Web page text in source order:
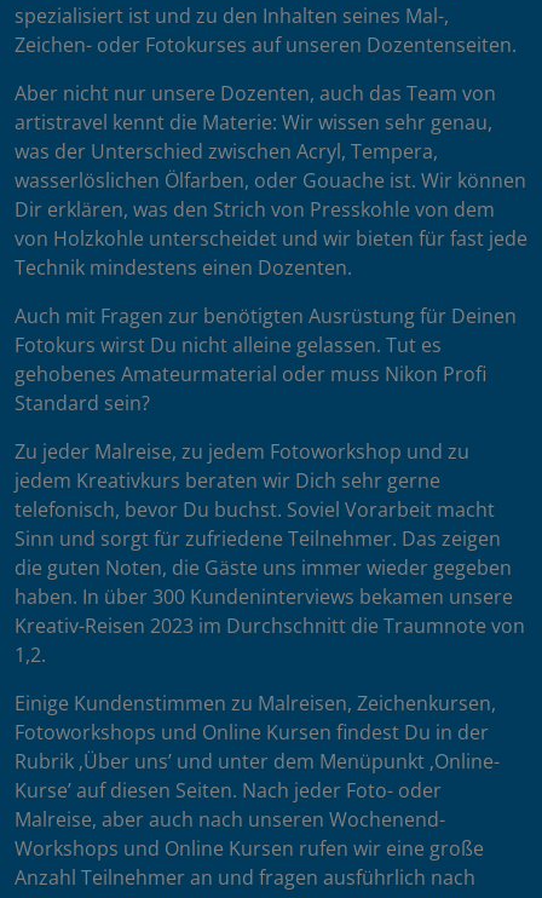
spezialisiert ist und zu den Inhalten seines Mal-,
Zeichen- oder Fotokurses auf unseren Dozentenseiten.
Aber nicht nur unsere Dozenten, auch das Team von
artistravel kennt die Materie: Wir wissen sehr genau,
was der Unterschied zwischen Acryl, Tempera,
wasserlöslichen Ölfarben, oder Gouache ist. Wir können
Dir erklären, was den Strich von Presskohle von dem
von Holzkohle unterscheidet und wir bieten für fast jede
Technik mindestens einen Dozenten.
Auch mit Fragen zur benötigten Ausrüstung für Deinen
Fotokurs wirst Du nicht alleine gelassen. Tut es
gehobenes Amateurmaterial oder muss Nikon Profi
Standard sein?
Zu jeder Malreise, zu jedem Fotoworkshop und zu
jedem Kreativkurs beraten wir Dich sehr gerne
telefonisch, bevor Du buchst. Soviel Vorarbeit macht
Sinn und sorgt für zufriedene Teilnehmer. Das zeigen
die guten Noten, die Gäste uns immer wieder gegeben
haben. In über 300 Kundeninterviews bekamen unsere
Kreativ-Reisen 2023 im Durchschnitt die Traumnote von
1,2.
Einige Kundenstimmen zu Malreisen, Zeichenkursen,
Fotoworkshops und Online Kursen findest Du in der
Rubrik ‚Über uns’ und unter dem Menüpunkt ‚Online-
Kurse’ auf diesen Seiten. Nach jeder Foto- oder
Malreise, aber auch nach unseren Wochenend-
Workshops und Online Kursen rufen wir eine große
Anzahl Teilnehmer an und fragen ausführlich nach